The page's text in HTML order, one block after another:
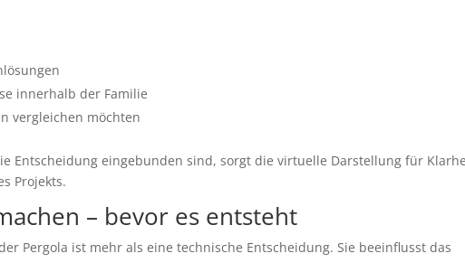
innerhalb der Familie
vergleichen möchten
Entscheidung eingebunden sind, sorgt die virtuelle Darstellung für
Projekts.
– bevor es entsteht
Pergola ist mehr als eine technische Entscheidung. Sie beeinflusst das